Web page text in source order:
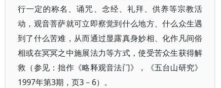
行一定的称名、诵咒、念经、礼拜、供养等宗教活
动，观音菩萨就可立即察觉到什么地方、什么众生遇
到了什么苦难，从而通过显露真身妙相、化作凡间俗
相或在冥冥之中施展法力等方式，使受苦众生获得解
救（参见：拙作《略释观音法门》，《五台山研究》
1997年第3期，页3－6）。